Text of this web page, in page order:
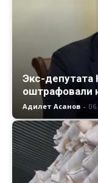
Экс-депутата
оштрафовали
Адилет Асанов -